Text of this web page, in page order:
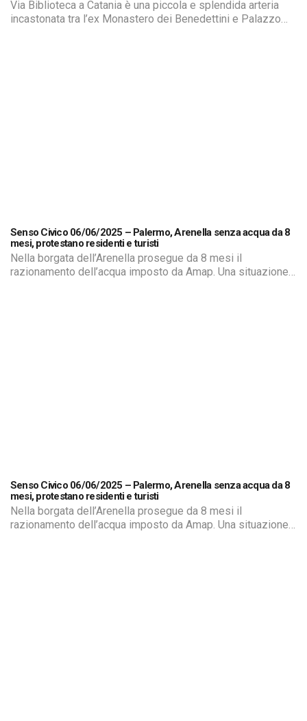
Via Biblioteca a Catania è una piccola e splendida arteria
incastonata tra l’ex Monastero dei Benedettini e Palazzo
Senso Civico 06/06/2025 – Palermo, Arenella senza acqua da 8
mesi, protestano residenti e turisti
Nella borgata dell’Arenella prosegue da 8 mesi il
razionamento dell’acqua imposto da Amap. Una situazione
Senso Civico 06/06/2025 – Palermo, Arenella senza acqua da 8
mesi, protestano residenti e turisti
Nella borgata dell’Arenella prosegue da 8 mesi il
razionamento dell’acqua imposto da Amap. Una situazione